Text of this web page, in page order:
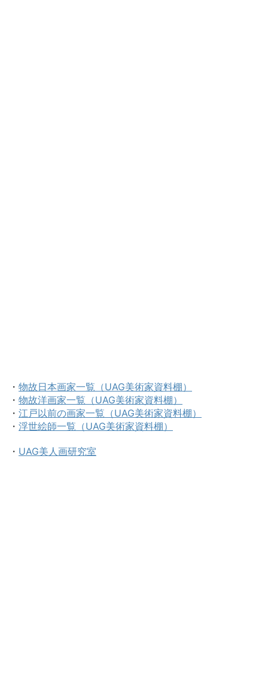
・ 物故日本画家一覧（UAG美術家資料棚）
・ 物故洋画家一覧（UAG美術家資料棚）
・ 江戸以前の画家一覧（UAG美術家資料棚）
・ 浮世絵師一覧（UAG美術家資料棚）
・ UAG美人画研究室